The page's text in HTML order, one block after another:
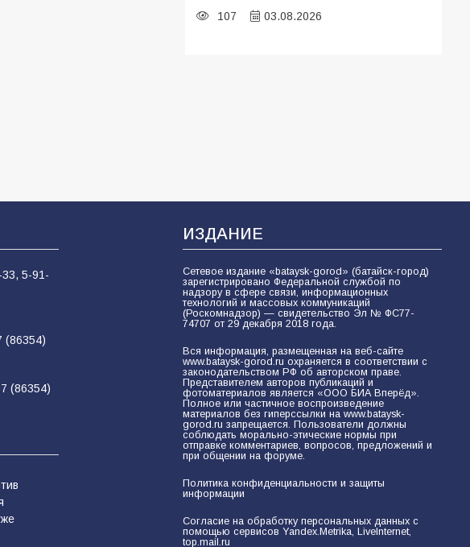
107 03.08.2026
100
Будет ли мобилизация в России в
2026 году после выборов: в
Госдуме дали ответ
94
«Пургу нести — не поля
переходить»: почему заявления о
мобилизации — это
пропагандистский вброс
85 01.08.2026
«Слухами Москву не возьмёшь»:
почему заявления Киева о
5-91-
(86354)
(86354)
ИЗДАНИЕ
Сетевое издание «bataysk-gorod» (батайск-город)
зарегистрировано Федеральной службой по
надзору в сфере связи, информационных
технологий и массовых коммуникаций
(Роскомнадзор) — свидетельство Эл № ФС77-
74707 от 29 декабря 2018 года.
Вся информация, размещенная на веб-сайте
www.bataysk-gorod.ru охраняется в соответствии с
законодательством РФ об авторском праве.
Представителем авторов публикаций и
фотоматериалов является «ООО БИА Вперёд».
Полное или частичное воспроизведение
материалов без гиперссылки на www.bataysk-
gorod.ru запрещается. Пользователи должны
соблюдать морально-этические нормы при
отправке комментариев, вопросов, предложений и
при общении на форуме.
Политика конфиденциальности и защиты
информации
Согласие на обработку персональных данных с
помощью сервисов Yandex.Metrika, LiveInternet,
top.mail.ru